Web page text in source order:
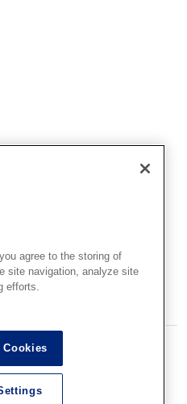
村/ボークス
®は、株式会社ボークスの登録
agree to the storing of
site navigation, analyze site
efforts.